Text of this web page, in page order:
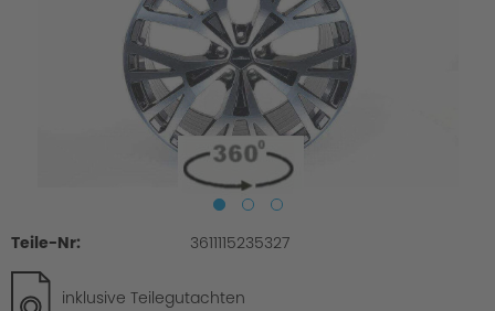
Teile-Nr: 3611115235327
inklusive Teilegutachten